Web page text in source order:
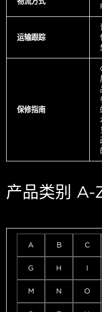
运输跟踪
保修指南
产品类别 A-
A B C
G H I
M N O